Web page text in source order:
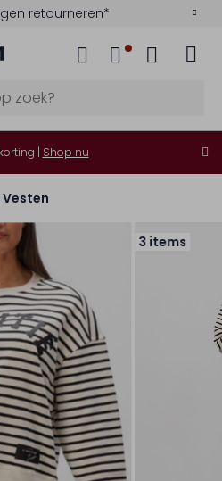
retourneren*
| Shop nu
Vesten
3 items